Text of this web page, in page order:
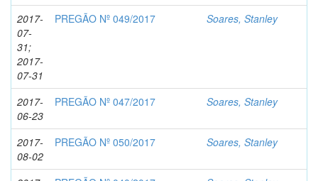
2017-
07-
31;
2017-
07-31
PREGÃO Nº 049/2017 Soares, Stanley
2017-
06-23
PREGÃO Nº 047/2017 Soares, Stanley
2017-
08-02
PREGÃO Nº 050/2017 Soares, Stanley